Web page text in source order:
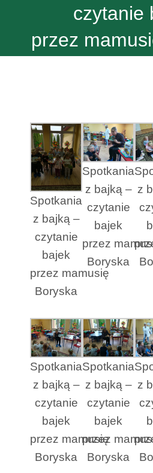
czytanie
przez
Spotkania
z bajką –
czytanie
bajek
przez mamusię
Boryska
Spotkania
z bajką –
czytanie
bajek
przez
Boryska
z
Spotkania
z bajką –
czytanie
bajek
przez mamusię
Boryska
Spotkania
z bajką –
czytanie
bajek
przez
Boryska
z